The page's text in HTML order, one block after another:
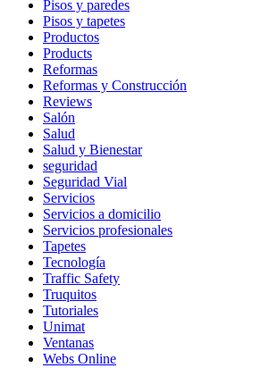
Pisos y paredes
Pisos y tapetes
Productos
Products
Reformas
Reformas y Construcción
Reviews
Salón
Salud
Salud y Bienestar
seguridad
Seguridad Vial
Servicios
Servicios a domicilio
Servicios profesionales
Tapetes
Tecnología
Traffic Safety
Truquitos
Tutoriales
Unimat
Ventanas
Webs Online